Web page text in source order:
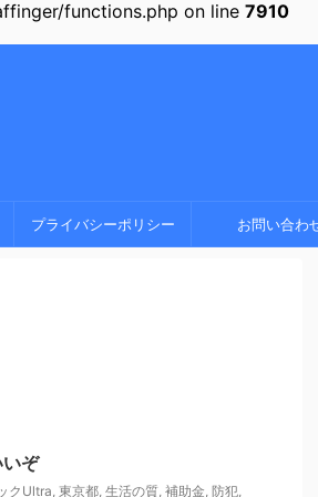
functions.php on line 7910
プライバシーポリシー お問い合わ
ぞ
クUltra, 東京都, 生活の質, 補助金, 防犯,